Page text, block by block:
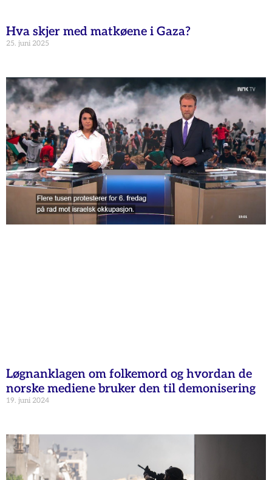
Hva skjer med matkøene i Gaza?
25. juni 2025
Løgnanklagen om folkemord og hvordan de
norske mediene bruker den til demonisering
19. juni 2024